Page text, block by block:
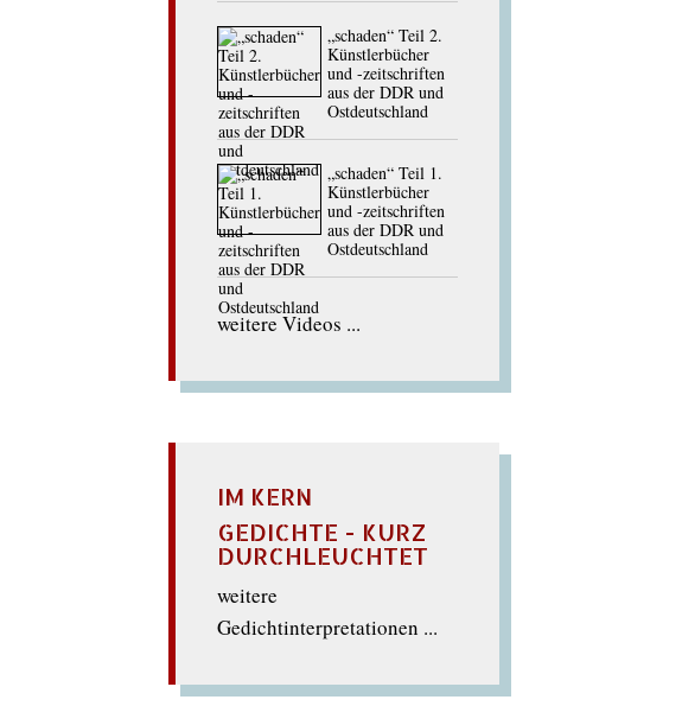
„schaden“ Teil 2.
Künstlerbücher
und -zeitschriften
aus der DDR und
Ostdeutschland
„schaden“ Teil 1.
Künstlerbücher
und -zeitschriften
aus der DDR und
Ostdeutschland
weitere Videos ...
IM KERN
GEDICHTE - KURZ
DURCHLEUCHTET
weitere
Gedichtinterpretationen ...